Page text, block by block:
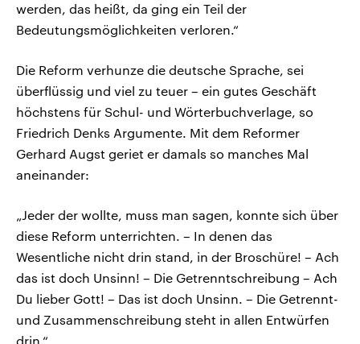
werden, das heißt, da ging ein Teil der
Bedeutungsmöglichkeiten verloren.“
Die Reform verhunze die deutsche Sprache, sei
überflüssig und viel zu teuer – ein gutes Geschäft
höchstens für Schul- und Wörterbuchverlage, so
Friedrich Denks Argumente. Mit dem Reformer
Gerhard Augst geriet er damals so manches Mal
aneinander:
„Jeder der wollte, muss man sagen, konnte sich über
diese Reform unterrichten. – In denen das
Wesentliche nicht drin stand, in der Broschüre! – Ach
das ist doch Unsinn! – Die Getrenntschreibung – Ach
Du lieber Gott! – Das ist doch Unsinn. – Die Getrennt-
und Zusammenschreibung steht in allen Entwürfen
drin.“